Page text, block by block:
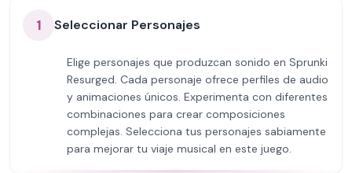
1 Seleccionar Personajes
Elige personajes que produzcan sonido en Sprunki
Resurged. Cada personaje ofrece perfiles de audio
y animaciones únicos. Experimenta con diferentes
combinaciones para crear composiciones
complejas. Selecciona tus personajes sabiamente
para mejorar tu viaje musical en este juego.